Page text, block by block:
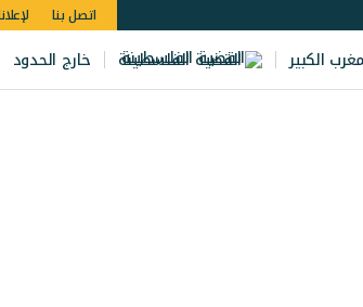
اتصل بنا
الكبير القضية الفلسطينة خارج الحدود